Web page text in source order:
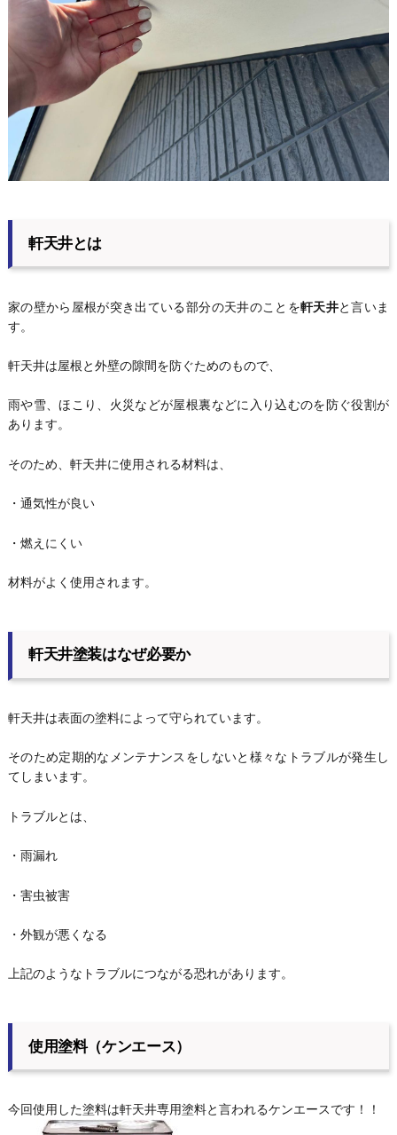
軒天井とは
家の壁から屋根が突き出ている部分の天井のことを軒天井と言いま
す。
軒天井は屋根と外壁の隙間を防ぐためのもので、
雨や雪、ほこり、火災などが屋根裏などに入り込むのを防ぐ役割が
あります。
そのため、軒天井に使用される材料は、
・通気性が良い
・燃えにくい
材料がよく使用されます。
軒天井塗装はなぜ必要か
軒天井は表面の塗料によって守られています。
そのため定期的なメンテナンスをしないと様々なトラブルが発生し
てしまいます。
トラブルとは、
・雨漏れ
・害虫被害
・外観が悪くなる
上記のようなトラブルにつながる恐れがあります。
使用塗料（ケンエース）
今回使用した塗料は軒天井専用塗料と言われるケンエースです！！